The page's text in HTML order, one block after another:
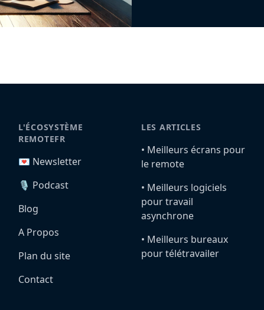
L'ÉCOSYSTÈME
REMOTEFR
💌 Newsletter
🎙️ Podcast
Blog
A Propos
Plan du site
Contact
LES ARTICLES
•️ Meilleurs écrans pour
le remote
•️ Meilleurs logiciels
pour travail
asynchrone
•️ Meilleurs bureaux
pour télétravailer